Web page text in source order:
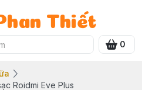
Thiết
0
Roidmi Eve Plus